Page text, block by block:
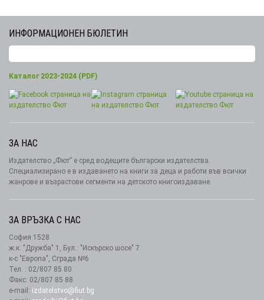
ИНФОРМАЦИОНЕН БЮЛЕТИН
Каталог 2023-2024 (PDF)
ЗА НАС
Издателство „Фют” е сред водещите български издателства.
Специализирано е в издаването на книги за деца и работи във всички
жанрове и възрастови сегменти на детското книгоиздаване.
ЗА ВРЪЗКА С НАС
София 1528
ж.к. "Дружба" 1, Бул.: "Искърско шосе" 7
к-с "Европа", Сграда №6
Тел. : 02/807 85 80
Факс: 02/807 85 88
e-mail: izdatelstvo@fiut.bg